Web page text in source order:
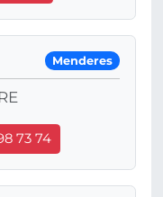
Menderes
73 74